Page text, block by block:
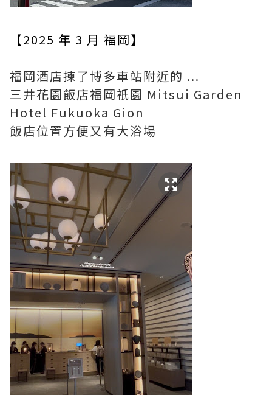
【2025 年 3 月 福岡】
福岡酒店揀了博多車站附近的 ...
三井花園飯店福岡祇園 Mitsui Garden
Hotel Fukuoka Gion
飯店位置方便又有大浴場